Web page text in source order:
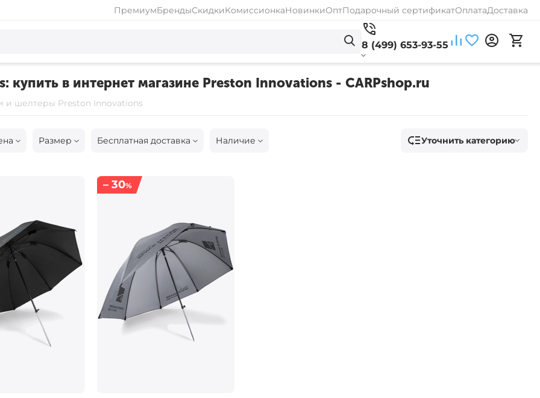
ПремиумБрендыСкидкиКомиссионкаНовинкиОптПодарочный сертификатОплатаДоставка
8 (499) 653-93-55
в интернет магазине Preston Innovations - CARPshop.ru
и шелтеры Preston Innovations
Размер Бесплатная доставка Наличие Уточнить категорию
– 30%